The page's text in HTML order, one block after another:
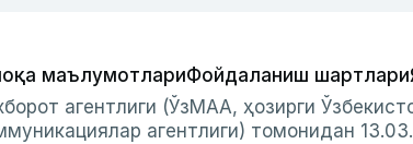
маълумотлариФойдаланиш шартлари
агентлиги (ЎзМАА, ҳозирги
агентлиги) томонидан